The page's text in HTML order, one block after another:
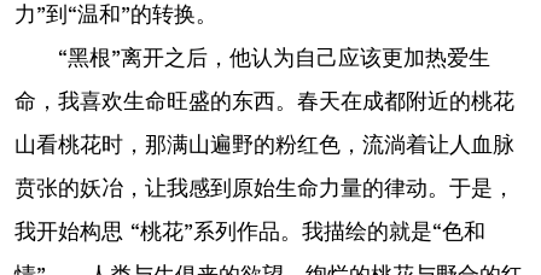
力”到“温和”的转换。
“黑根”离开之后，他认为自己应该更加热爱生
命，我喜欢生命旺盛的东西。春天在成都附近的桃花
山看桃花时，那满山遍野的粉红色，流淌着让人血脉
贲张的妖冶，让我感到原始生命力量的律动。于是，
我开始构思 “桃花”系列作品。我描绘的就是“色和